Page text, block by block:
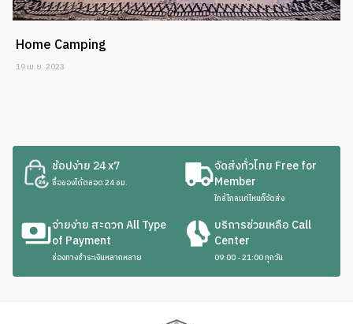
Home Camping
19 เม.ย. 2023
ช้อปง่าย 24 x7
ซื้อของได้ตลอด 24 ชม.
จัดส่งทั่วไทย Free for
Member
ใกล้ไกลแค่ไหนก็จัดส่ง
จ่ายง่าย สะดวก All Type
of Payment
ช่องทางชำระเงินหลากหลาย
บริการช่วยเหลือ Call
Center
09:00 - 21:00 ทุกวัน